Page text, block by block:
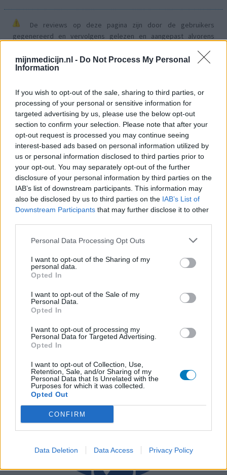
mijnmedicijn.nl - Do Not Process My Personal
Information
If you wish to opt-out of the sale, sharing to third parties, or
processing of your personal or sensitive information for
targeted advertising by us, please use the below opt-out
section to confirm your selection. Please note that after your
opt-out request is processed you may continue seeing
interest-based ads based on personal information utilized by
us or personal information disclosed to third parties prior to
your opt-out. You may separately opt-out of the further
disclosure of your personal information by third parties on the
IAB’s list of downstream participants. This information may
also be disclosed by us to third parties on the IAB’s List of
Downstream Participants that may further disclose it to other
Personal Data Processing Opt Outs
I want to opt-out of the Sharing of my
personal data.
Opted In
I want to opt-out of the Sale of my
Personal Data.
Opted In
I want to opt-out of processing my
Personal Data for Targeted Advertising.
Opted In
I want to opt-out of Collection, Use,
Retention, Sale, and/or Sharing of my
Personal Data that Is Unrelated with the
Purposes for which it was collected.
Opted Out
CONFIRM
Data Deletion Data Access Privacy Policy
De reviews op deze pagina zijn door de gebruikers
gegenereerd en vervolgens gelezen en aangepast alvorens
een review voor een medicijn. Voor het delen van ervaringen is
geen medische kennis noodzakelijk. Op deze manier geven de
die van de eigenaar van deze website. Denk er aan dat de
ervaringen kunnen verschillen van persoon tot persoon en dat u
voor medisch advies altijd contact op moet nemen met uw arts of
apotheker.